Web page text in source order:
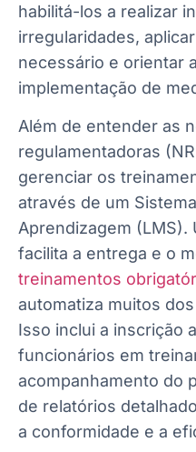
habilitá-los a realizar
irregularidades,
necessário e orientar
implementação de
Além de entender as
regulamentadoras
gerenciar os
através de um
Aprendizagem (LMS).
facilita a entrega e o
treinamentos
automatiza muitos
Isso inclui a inscrição
funcionários em
acompanhamento do
de relatórios
a conformidade e a